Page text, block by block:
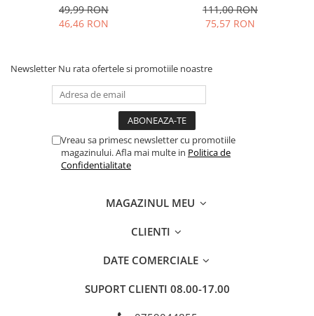
49,99 RON
46,46 RON
111,00 RON
75,57 RON
Newsletter Nu rata ofertele si promotiile noastre
Vreau sa primesc newsletter cu promotiile
magazinului. Afla mai multe in Politica de
Confidentialitate
MAGAZINUL MEU
CLIENTI
DATE COMERCIALE
SUPORT CLIENTI 08.00-17.00